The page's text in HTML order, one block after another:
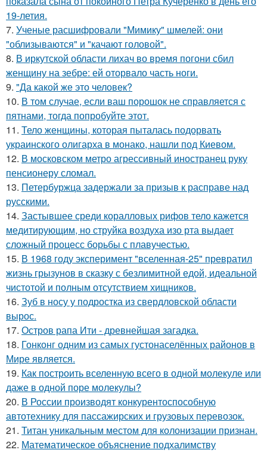
19-летия.
7. Ученые расшифровали "Мимику" шмелей: они
"облизываются" и "качают головой".
8. В иркутской области лихач во время погони сбил
женщину на зебре: ей оторвало часть ноги.
9. "Да какой же это человек?
10. В том случае, если ваш порошок не справляется с
пятнами, тогда попробуйте этот.
11. Тело женщины, которая пыталась подорвать
украинского олигарха в монако, нашли под Киевом.
12. В московском метро агрессивный иностранец руку
пенсионеру сломал.
13. Петербуржца задержали за призыв к расправе над
русскими.
14. Застывшее среди коралловых рифов тело кажется
медитирующим, но струйка воздуха изо рта выдает
сложный процесс борьбы с плавучестью.
15. В 1968 году эксперимент "вселенная-25" превратил
жизнь грызунов в сказку с безлимитной едой, идеальной
чистотой и полным отсутствием хищников.
16. Зуб в носу у подростка из свердловской области
вырос.
17. Остров рапа Ити - древнейшая загадка.
18. Гонконг одним из самых густонаселённых районов в
Мире является.
19. Как построить вселенную всего в одной молекуле или
даже в одной поре молекулы?
20. В России производят конкурентоспособную
автотехнику для пассажирских и грузовых перевозок.
21. Титан уникальным местом для колонизации признан.
22. Математическое объяснение подхалимству